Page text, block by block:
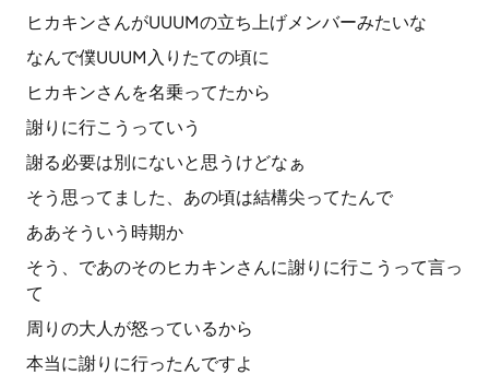
ヒカキンさんがUUUMの立ち上げメンバーみたいな
なんで僕UUUM入りたての頃に
ヒカキンさんを名乗ってたから
謝りに行こうっていう
謝る必要は別にないと思うけどなぁ
そう思ってました、あの頃は結構尖ってたんで
ああそういう時期か
そう、であのそのヒカキンさんに謝りに行こうって言っ
て
周りの大人が怒っているから
本当に謝りに行ったんですよ